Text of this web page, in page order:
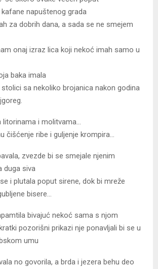
napuštenog grada
za dobrih dana, a sada se ne smejem
onaj izraz lica koji nekoć imah samo u
baka imala
stolici sa nekoliko brojanica nakon godina
i molitvama…
čišćenje ribe i guljenje krompira…
zvezde bi se smejale njenim
duga siva
i plutala poput sirene, dok bi mreže
bisere…
bivajuć nekoć sama s njom
pozorišni prikazi nje ponavljali bi se u
umu
no govorila, a brda i jezera behu deo